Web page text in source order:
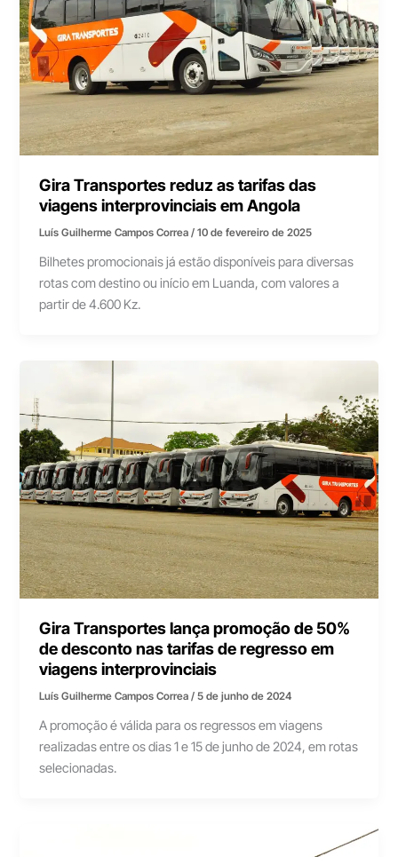
Gira Transportes reduz as tarifas das
viagens interprovinciais em Angola
Luís Guilherme Campos Correa/10 de fevereiro de 2025
Bilhetes promocionais já estão disponíveis para diversas
rotas com destino ou início em Luanda, com valores a
partir de 4.600 Kz.
Gira Transportes lança promoção de 50%
de desconto nas tarifas de regresso em
viagens interprovinciais
Luís Guilherme Campos Correa/5 de junho de 2024
A promoção é válida para os regressos em viagens
realizadas entre os dias 1 e 15 de junho de 2024, em rotas
selecionadas.